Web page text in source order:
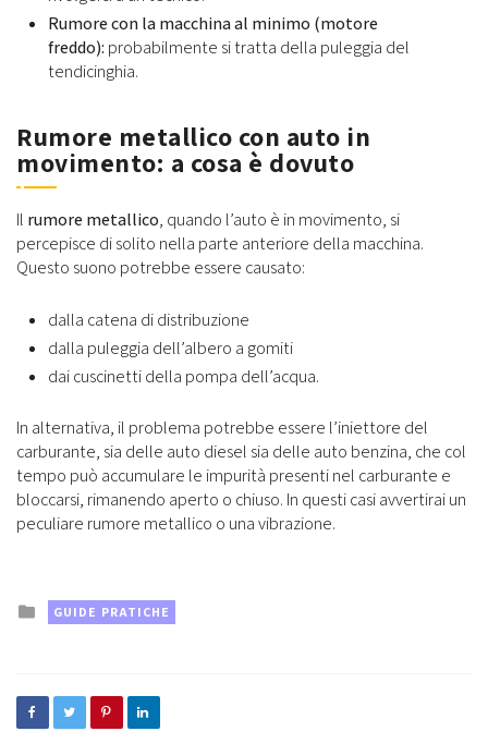
Rumore con la macchina al minimo (motore
freddo): probabilmente si tratta della puleggia del
tendicinghia.
Rumore metallico con auto in
movimento: a cosa è dovuto
Il rumore metallico, quando l’auto è in movimento, si
percepisce di solito nella parte anteriore della macchina.
Questo suono potrebbe essere causato:
dalla catena di distribuzione
dalla puleggia dell’albero a gomiti
dai cuscinetti della pompa dell’acqua.
In alternativa, il problema potrebbe essere l’iniettore del
carburante, sia delle auto diesel sia delle auto benzina, che col
tempo può accumulare le impurità presenti nel carburante e
bloccarsi, rimanendo aperto o chiuso. In questi casi avvertirai un
peculiare rumore metallico o una vibrazione.
Posted
in
GUIDE PRATICHE